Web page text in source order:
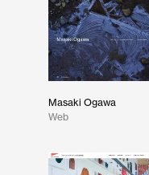
Masaki Ogawa
Web